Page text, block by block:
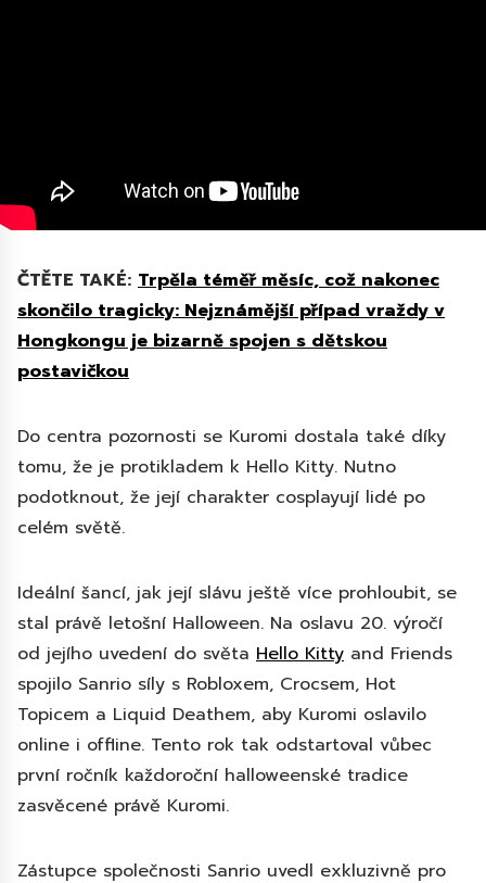
ČTĚTE TAKÉ: Trpěla téměř měsíc, což nakonec
skončilo tragicky: Nejznámější případ vraždy v
Hongkongu je bizarně spojen s dětskou
postavičkou
Do centra pozornosti se Kuromi dostala také díky
tomu, že je protikladem k Hello Kitty. Nutno
podotknout, že její charakter cosplayují lidé po
celém světě.
Ideální šancí, jak její slávu ještě více prohloubit, se
stal právě letošní Halloween. Na oslavu 20. výročí
od jejího uvedení do světa Hello Kitty and Friends
spojilo Sanrio síly s Robloxem, Crocsem, Hot
Topicem a Liquid Deathem, aby Kuromi oslavilo
online i offline. Tento rok tak odstartoval vůbec
první ročník každoroční halloweenské tradice
zasvěcené právě Kuromi.
Zástupce společnosti Sanrio uvedl exkluzivně pro